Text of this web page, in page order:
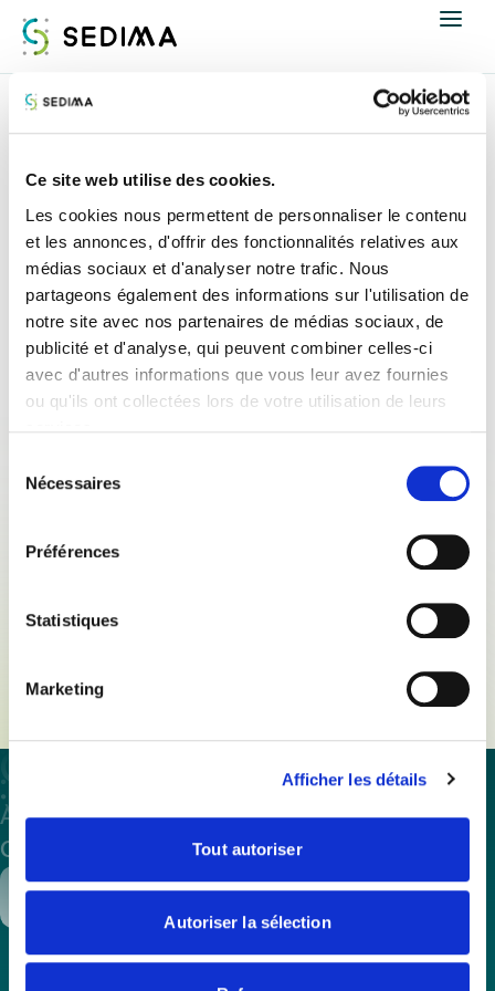
Ce site web utilise des cookies.
Les cookies nous permettent de personnaliser le contenu
et les annonces, d'offrir des fonctionnalités relatives aux
médias sociaux et d'analyser notre trafic. Nous
partageons également des informations sur l'utilisation de
notre site avec nos partenaires de médias sociaux, de
publicité et d'analyse, qui peuvent combiner celles-ci
avec d'autres informations que vous leur avez fournies
ou qu'ils ont collectées lors de votre utilisation de leurs
Nécessaires
Préférences
Statistiques
Marketing
Afficher les détails
Tout autoriser
Autoriser la sélection
Actualités
Assistance et expertise
Formations
Offres d'emploi
Annuaire
Communiqués de presse
Communiqués de presse
À proposAssistance et expertiseFormations
Offres d’emploi
AnnuairePresse
Contacter Adhérer